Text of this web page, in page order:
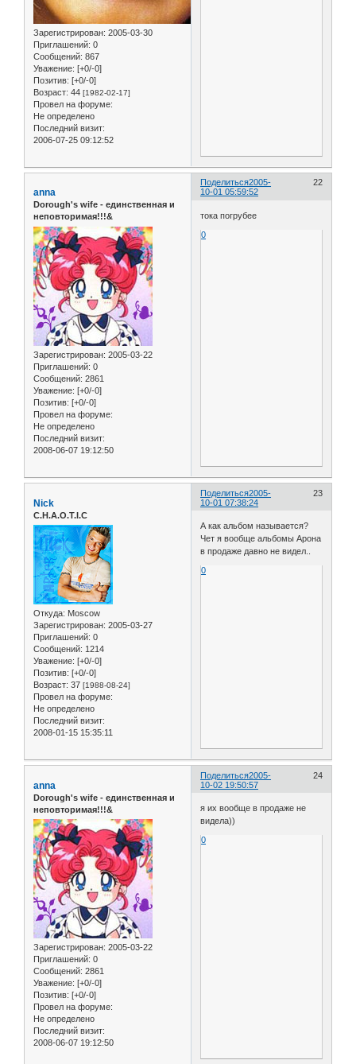
Зарегистрирован: 2005-03-30
Приглашений: 0
Сообщений: 867
Уважение: [+0/-0]
Позитив: [+0/-0]
Возраст: 44 [1982-02-17]
Провел на форуме:
Не определено
Последний визит:
2006-07-25 09:12:52
Поделиться 22
2005-
10-01 05:59:52
anna
Dorough's wife - единственная и
неповторимая!!!&
Зарегистрирован: 2005-03-22
Приглашений: 0
Сообщений: 2861
Уважение: [+0/-0]
Позитив: [+0/-0]
Провел на форуме:
Не определено
Последний визит:
2008-06-07 19:12:50
тока погрубее
0
Поделиться 23
2005-
10-01 07:38:24
Nick
C.H.A.O.T.I.C
Откуда: Moscow
Зарегистрирован: 2005-03-27
Приглашений: 0
Сообщений: 1214
Уважение: [+0/-0]
Позитив: [+0/-0]
Возраст: 37 [1988-08-24]
Провел на форуме:
Не определено
Последний визит:
2008-01-15 15:35:11
А как альбом называется?
Чет я вообще альбомы Арона
в продаже давно не видел..
0
Поделиться 24
2005-
10-02 19:50:57
anna
Dorough's wife - единственная и
неповторимая!!!&
Зарегистрирован: 2005-03-22
Приглашений: 0
Сообщений: 2861
Уважение: [+0/-0]
Позитив: [+0/-0]
Провел на форуме:
Не определено
Последний визит:
2008-06-07 19:12:50
я их вообще в продаже не
видела))
0